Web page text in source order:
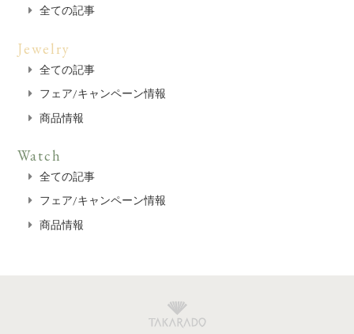
全ての記事
Jewelry
全ての記事
フェア/キャンペーン情報
商品情報
Watch
全ての記事
フェア/キャンペーン情報
商品情報